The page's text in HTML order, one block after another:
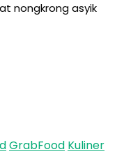
nongkrong asyik
GrabFood Kuliner